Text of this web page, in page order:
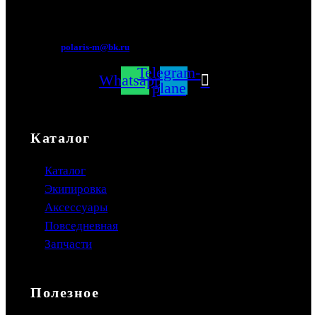
polaris-m@bk.ru
WhatsappTelegram-
plane
Каталог
Каталог
Экипировка
Аксессуары
Повседневная
Запчасти
Полезное